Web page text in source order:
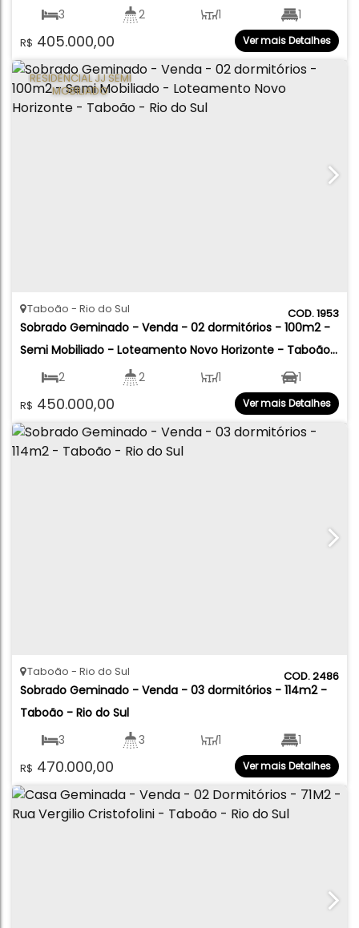
Residencial Toronto - Taboão - Rio do Sul
R$ 405.000,00
3 2 1 1
1 132.00m²
Ver mais Detalhes
RESIDENCIAL JJ SEMI
MOBILIADO
1953
Sobrado Geminado - Venda - 02 dormitórios - 100m2 -
Semi Mobiliado - Loteamento Novo Horizonte - Taboão
- Rio do Sul
R$ 450.000,00
Taboão Rio do Sul
2 2 1
100.00m²
1
Ver mais Detalhes
2486
Sobrado Geminado - Venda - 03 dormitórios - 114m2 -
Taboão - Rio do Sul
R$ 470.000,00
Taboão Rio do Sul
3 3 1 1
1 Ver mais Detalhes